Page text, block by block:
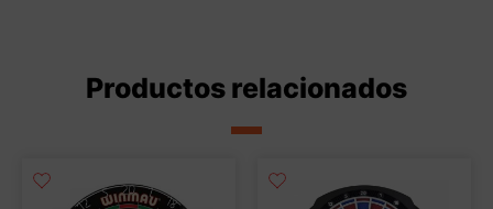
Productos relacionados